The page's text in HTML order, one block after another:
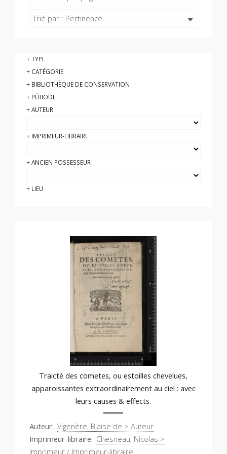
Trié par : Pertinence
Traicté des cometes, ou estoilles chevelues,
apparoissantes extraordinairement au ciel : avec
leurs causes & effects.
Auteur Vigenère, Blaise de > Auteur
Imprimeur-libraire Chesneau, Nicolas >
Imprimeur / Imprimeur-libraire
TYPE
CATÉGORIE
BIBLIOTHÈQUE DE CONSERVATION
PÉRIODE
AUTEUR
IMPRIMEUR-LIBRAIRE
ANCIEN POSSESSEUR
LIEU